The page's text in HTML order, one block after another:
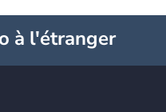
à l'étranger